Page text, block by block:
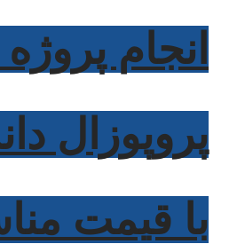
انجام
پروپوزال
با قیمت